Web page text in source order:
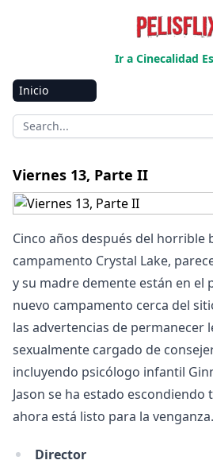
Ir a Cinecalidad
Inicio
Amazon
Netflix
Disney+
HBO-Max
Marvel
Vix+Original
Hulu
Apple tv+
DC
Peacock
Viernes 13, Parte II
Cinco años después del horrible
campamento Crystal Lake,
y su madre demente están en el
nuevo campamento cerca del
las advertencias de permanecer
sexualmente cargado de
incluyendo psicólogo infantil
Jason se ha estado
ahora está listo para la venganza.
Director